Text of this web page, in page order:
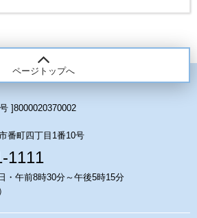
ページトップへ
]8000020370002
番町四丁目1番10号
1111
・午前8時30分～午後5時15分